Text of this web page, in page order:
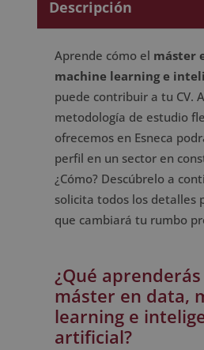
Descripción
Aprende cómo el máster
machine learning e
puede contribuir a tu CV.
metodología de estudio
ofrecemos en Esneca
perfil en un sector en
¿Cómo? Descúbrelo a
solicita todos los detalles
que cambiará tu rumbo
¿Qué
máster en data,
learning e
artificial?